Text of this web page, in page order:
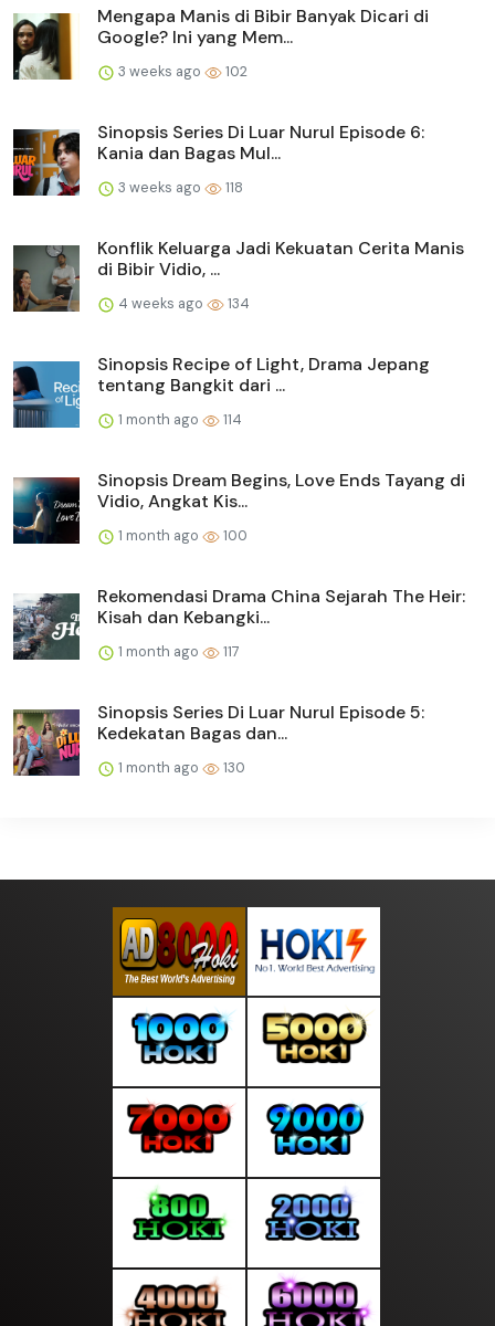
Mengapa Manis di Bibir Banyak Dicari di
Google? Ini yang Mem...
3 weeks ago 102
Sinopsis Series Di Luar Nurul Episode 6:
Kania dan Bagas Mul...
3 weeks ago 118
Konflik Keluarga Jadi Kekuatan Cerita Manis
di Bibir Vidio, ...
4 weeks ago 134
Sinopsis Recipe of Light, Drama Jepang
tentang Bangkit dari ...
1 month ago 114
Sinopsis Dream Begins, Love Ends Tayang di
Vidio, Angkat Kis...
1 month ago 100
Rekomendasi Drama China Sejarah The Heir:
Kisah dan Kebangki...
1 month ago 117
Sinopsis Series Di Luar Nurul Episode 5:
Kedekatan Bagas dan...
1 month ago 130